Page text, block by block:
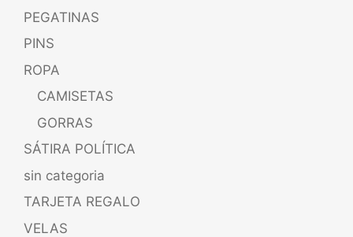
PEGATINAS
PINS
ROPA
CAMISETAS
GORRAS
SÁTIRA POLÍTICA
sin categoria
TARJETA REGALO
VELAS